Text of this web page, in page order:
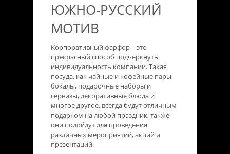
ЮЖНО-РУССКИЙ
МОТИВ
Корпоративный фарфор – это
прекрасный способ подчеркнуть
индивидуальность компании. Такая
посуда, как чайные и кофейные пары,
бокалы, подарочные наборы и
сервизы, декоративные блюда и
многое другое, всегда будут отличным
подарком на любой праздник, также
они подойдут для проведения
различных мероприятий, акций и
презентаций.